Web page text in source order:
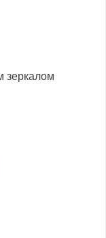
зеркалом